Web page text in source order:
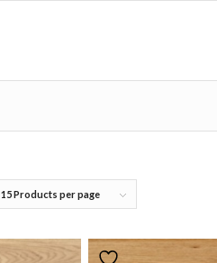
15 Products per page